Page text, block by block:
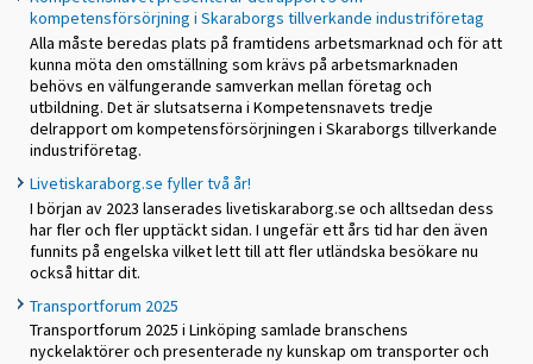
kompetensförsörjning i Skaraborgs tillverkande industriföretag
Alla måste beredas plats på framtidens arbetsmarknad och för att
kunna möta den omställning som krävs på arbetsmarknaden
behövs en välfungerande samverkan mellan företag och
utbildning. Det är slutsatserna i Kompetensnavets tredje
delrapport om kompetensförsörjningen i Skaraborgs tillverkande
industriföretag.
Livetiskaraborg.se fyller två år!
I början av 2023 lanserades livetiskaraborg.se och alltsedan dess
har fler och fler upptäckt sidan. I ungefär ett års tid har den även
funnits på engelska vilket lett till att fler utländska besökare nu
också hittar dit.
Transportforum 2025
Transportforum 2025 i Linköping samlade branschens
nyckelaktörer och presenterade ny kunskap om transporter och